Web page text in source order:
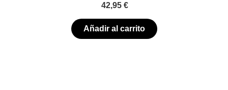
42,95 €
Añadir al carrito